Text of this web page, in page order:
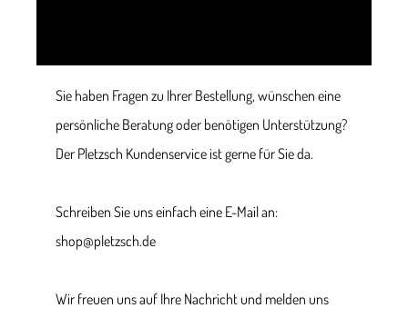
Sie haben Fragen zu Ihrer Bestellung, wünschen eine
persönliche Beratung oder benötigen Unterstützung?
Der Pletzsch Kundenservice ist gerne für Sie da.
Schreiben Sie uns einfach eine E-Mail an:
shop@pletzsch.de
Wir freuen uns auf Ihre Nachricht und melden uns